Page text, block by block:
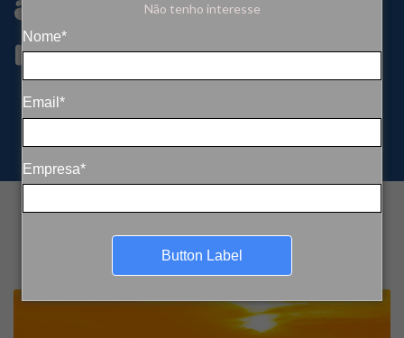
Não tenho interesse
Nome*
Email*
Empresa*
Button Label
relatório climático